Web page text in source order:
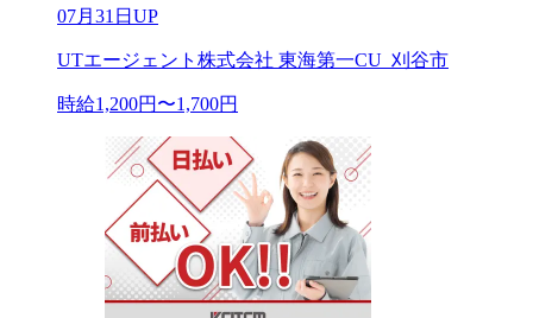
07月31日UP
UTエージェント株式会社 東海第一CU_刈谷市
時給1,200円〜1,700円